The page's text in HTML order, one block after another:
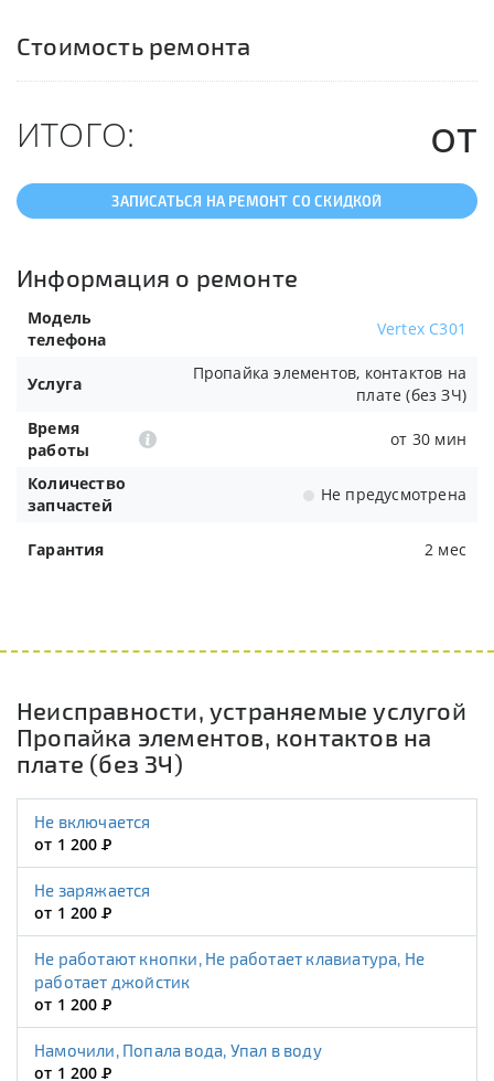
Стоимость ремонта
ИТОГО: от
ЗАПИСАТЬСЯ НА РЕМОНТ СО СКИДКОЙ
Информация о ремонте
Модель
телефона
Vertex C301
Услуга
Пропайка элементов, контактов на
плате (без ЗЧ)
Время
работы
от 30 мин
Количество
запчастей
Не предусмотрена
Гарантия 2 мес
Неисправности, устраняемые услугой
Пропайка элементов, контактов на
плате (без ЗЧ)
Не включается
от 1 200Р
Не заряжается
от 1 200Р
Не работают кнопки, Не работает клавиатура, Не
работает джойстик
от 1 200Р
Намочили, Попала вода, Упал в воду
от 1 200Р